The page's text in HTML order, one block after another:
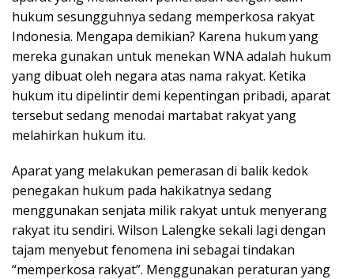
hukum sesungguhnya sedang memperkosa rakyat
Indonesia. Mengapa demikian? Karena hukum yang
mereka gunakan untuk menekan WNA adalah hukum
yang dibuat oleh negara atas nama rakyat. Ketika
hukum itu dipelintir demi kepentingan pribadi, aparat
tersebut sedang menodai martabat rakyat yang
melahirkan hukum itu.
Aparat yang melakukan pemerasan di balik kedok
penegakan hukum pada hakikatnya sedang
menggunakan senjata milik rakyat untuk menyerang
rakyat itu sendiri. Wilson Lalengke sekali lagi dengan
tajam menyebut fenomena ini sebagai tindakan
“memperkosa rakyat”. Menggunakan peraturan yang